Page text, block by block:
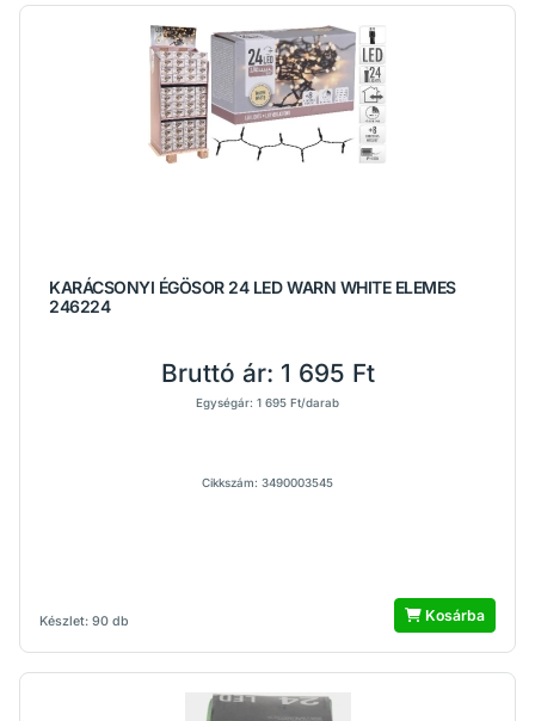
KARÁCSONYI ÉGÖSOR 24 LED WARN WHITE ELEMES
246224
Készlet: 90 db
Bruttó ár: 1 695 Ft
Egységár: 1 695 Ft/darab
Cikkszám: 3490003545
Kosárba